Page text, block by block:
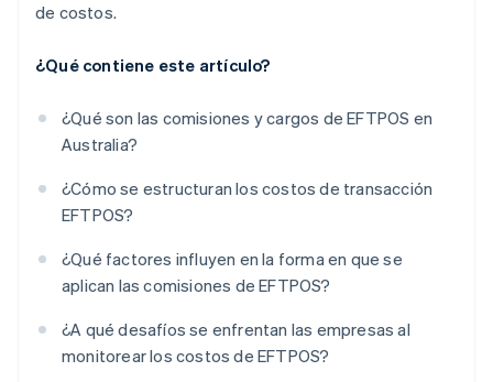
de costos.
¿Qué contiene este artículo?
¿Qué son las comisiones y cargos de EFTPOS en
Australia?
¿Cómo se estructuran los costos de transacción
EFTPOS?
¿Qué factores influyen en la forma en que se
aplican las comisiones de EFTPOS?
¿A qué desafíos se enfrentan las empresas al
monitorear los costos de EFTPOS?